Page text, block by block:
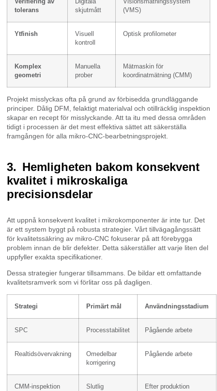
tolerans
skjutmått
(VMS)
Ytfinish
Visuell
kontroll
Optisk profilometer
Komplex
geometri
Manuella
prober
Mätmaskin för
koordinatmätning (CMM)
Projekt misslyckas ofta på grund av förbisedda grundläggande
principer. Dålig DFM, felaktigt materialval och otillräcklig inspektion
skapar en recept för misslyckande. Att ta itu med dessa områden
tidigt i processen är det mest effektiva sättet att säkerställa
framgången för alla mikro-CNC-bearbetningsprojekt.
Hemligheten bakom konsekvent
kvalitet i mikroskaliga
precisionsdelar
Att uppnå konsekvent kvalitet i mikrokomponenter är inte tur. Det
är ett system byggt på robusta strategier. Vårt tillvägagångssätt
för kvalitetssäkring av mikro-CNC fokuserar på att förebygga
problem innan de blir defekter. Detta säkerställer att varje liten del
uppfyller exakta specifikationer.
Dessa strategier fungerar tillsammans. De bildar ett omfattande
kvalitetsramverk som vi förlitar oss på dagligen.
Strategi Primärt mål Användningsstadium
SPC Processtabilitet Pågående arbete
Realtidsövervakning
Omedelbar
korrigering
Pågående arbete
CMM-inspektion
Slutlig
Efter produktion